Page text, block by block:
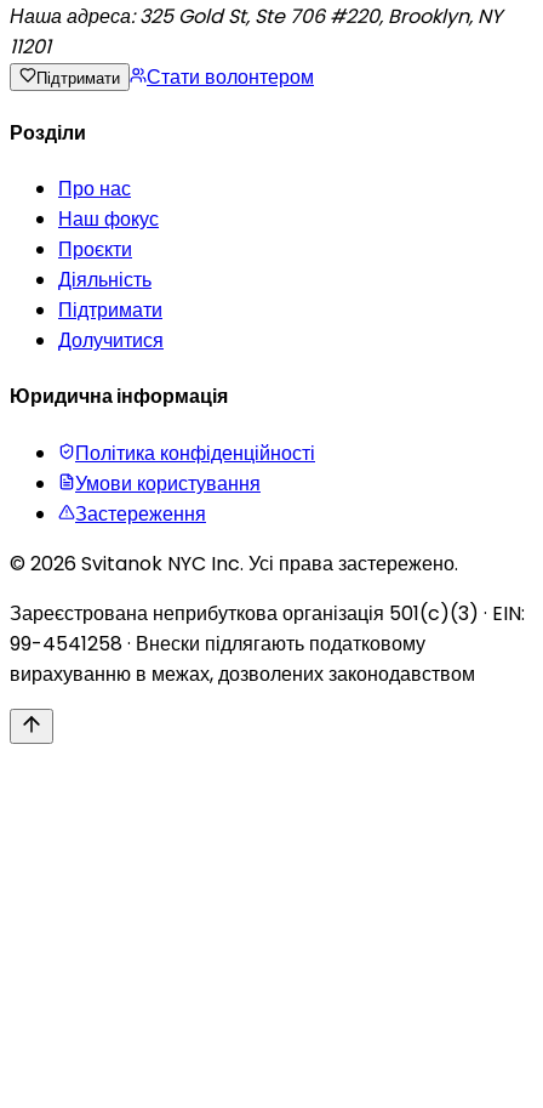
Наша адреса: 325 Gold St, Ste 706 #220, Brooklyn, NY
11201
Підтримати Стати волонтером
Розділи
Про нас
Наш фокус
Проєкти
Діяльність
Підтримати
Долучитися
Юридична інформація
Політика конфіденційності
Умови користування
Застереження
© 2026 Svitanok NYC Inc. Усі права застережено.
Зареєстрована неприбуткова організація 501(c)(3) · EIN:
99-4541258 · Внески підлягають податковому
вирахуванню в межах, дозволених законодавством